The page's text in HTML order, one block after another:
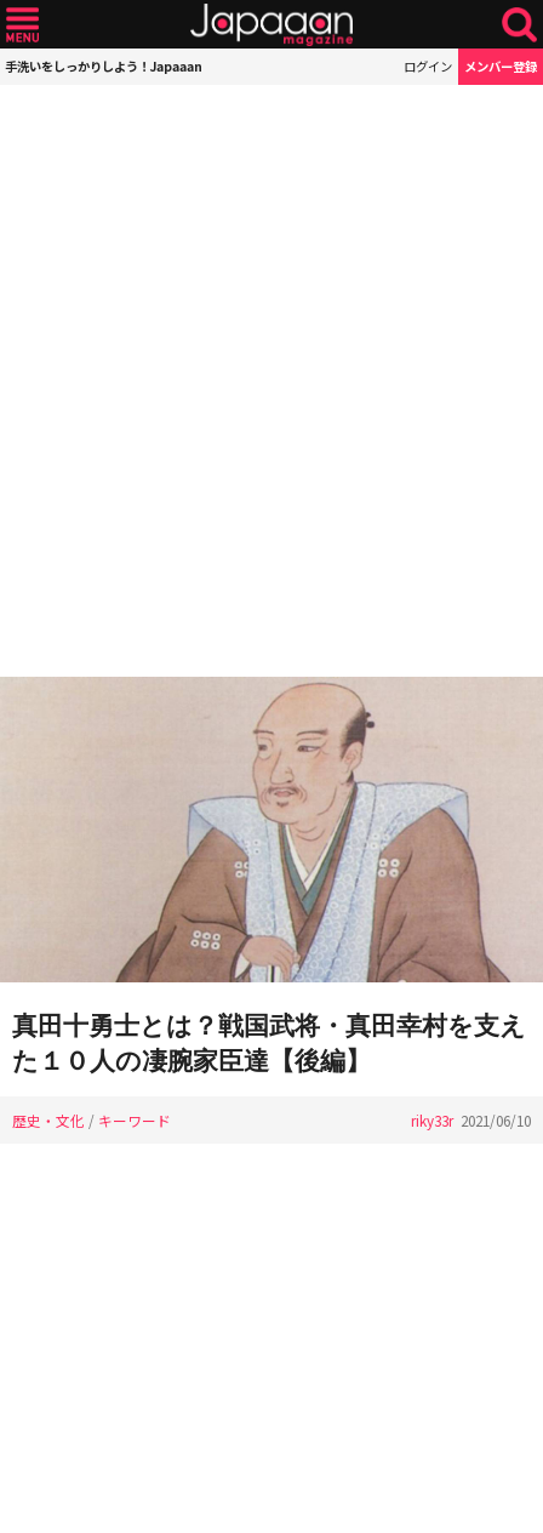
手洗いをしっかりしよう！Japaaan ログイン メンバー登録
真田十勇士とは？戦国武将・真田幸村を支え
た１０人の凄腕家臣達【後編】
歴史・文化 / キーワード riky33r 2021/06/10